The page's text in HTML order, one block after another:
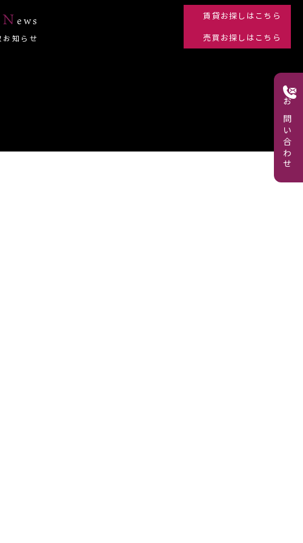
N ews
お知らせ
賃貸お探しはこちら
売買 お探しはこちら
お問い合わせ